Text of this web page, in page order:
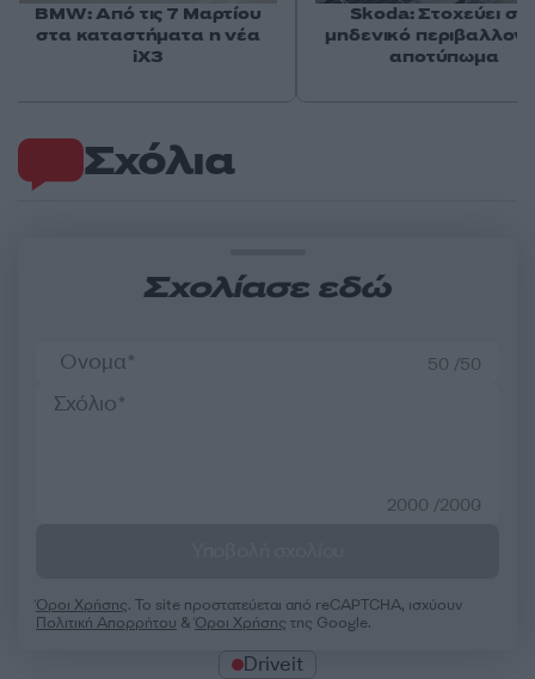
Σχόλια
Σχολίασε εδώ
50 /50
2000 /2000
Όροι Χρήσης. Το site προστατεύεται από reCAPTCHA, ισχύουν
Πολιτική Απορρήτου &Όροι Χρήσης της Google.
Driveit
BMW: Από τις 7 Μαρτίου
στα καταστήματα η νέα
iX3
Skoda: Στοχεύει
μηδενικό
αποτύπωμα